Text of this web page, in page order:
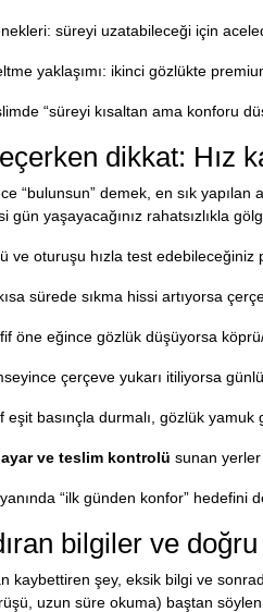
süreyi uzatabileceği için
yaklaşımı: ikinci gözlükte
“süreyi kısaltan ama konforu
dikkat: Hız
“bulunsun” demek, en sık yapılan
gün yaşayacağınız rahatsızlıkla
ve oturuşu hızla test edebileceğiniz
sürede sıkma hissi artıyorsa
öne eğince gözlük düşüyorsa
çerçeve yukarı itiliyorsa
eşit basınçla durmalı, gözlük yamuk
ayar ve teslim kontrolü sunan
“ilk günden konfor” hedefini
bilgiler ve
kaybettiren şey, eksik bilgi ve
uzun süre okuma) baştan